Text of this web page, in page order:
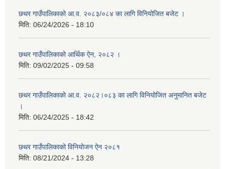
छथर गाउँपालिकाको आ.व. २०८३/०८४ का लागि विनियोजित बजेट ।
मिति: 06/24/2026 - 18:10
छथर गाउँपालिकाको आर्थिक ऐन, २०८२ ।
मिति: 09/02/2025 - 09:58
छथर गाउँपालिकाको आ.व. २०८२।०८३ का लागि विनियोजित अनुमानित बजेट
।
मिति: 06/24/2025 - 18:42
छथर गाउँपालिकाको विनियोजन ऐन २०८१
मिति: 08/21/2024 - 13:28